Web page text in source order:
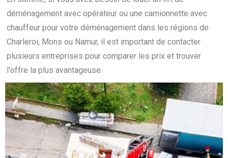
déménagement avec opérateur ou une camionnette avec
chauffeur pour votre déménagement dans les régions de
Charleroi, Mons ou Namur, il est important de contacter
plusieurs entreprises pour comparer les prix et trouver
l'offre la plus avantageuse.